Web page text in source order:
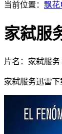
当前位置： 飘花
家弑服
片名：家弑服务
家弑服务迅雷下